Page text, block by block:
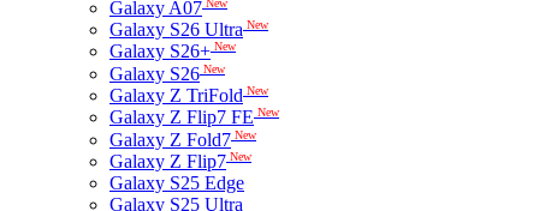
Galaxy A07
Galaxy S26 Ultra New
Galaxy S26+ New
Galaxy S26 New
Galaxy Z TriFold New
Galaxy Z Flip7 FE New
Galaxy Z Fold7 New
Galaxy Z Flip7 New
Galaxy S25 Edge
Galaxy S25 Ultra